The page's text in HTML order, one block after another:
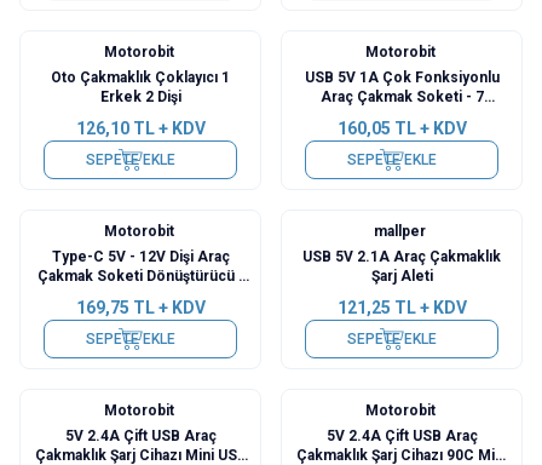
Motorobit
Oto Çakmaklık Çoklayıcı 1
Erkek 2 Dişi
126,10TL + KDV
SEPETE EKLE
Motorobit
USB 5V 1A Çok Fonksiyonlu
Araç Çakmak Soketi - 7
160,05 TL + KDV
SEPETE EKLE
Motorobit
Type-C 5V - 12V Dişi Araç
Çakmak Soketi Dönüştürücü -
169,75 TL + KDV
SEPETE EKLE
mallper
USB 5V 2.1A Araç Çakmaklık
Şarj Aleti
121,25 TL + KDV
SEPETE EKLE
Motorobit
5V 2.4A Çift USB Araç
Çakmaklık Şarj Cihazı Mini USB
Motorobit
5V 2.4A Çift USB Araç
Çakmaklık Şarj Cihazı 90C Mini